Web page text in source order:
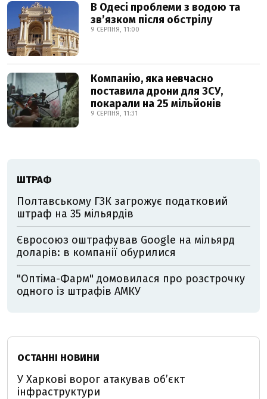
В Одесі проблеми з водою та
звʼязком після обстрілу
9 СЕРПНЯ, 11:00
Компанію, яка невчасно
поставила дрони для ЗСУ,
покарали на 25 мільйонів
9 СЕРПНЯ, 11:31
ШТРАФ
Полтавському ГЗК загрожує податковий
штраф на 35 мільярдів
Євросоюз оштрафував Google на мільярд
доларів: в компанії обурилися
"Оптіма-Фарм" домовилася про розстрочку
одного із штрафів АМКУ
ОСТАННІ НОВИНИ
У Харкові ворог атакував обʼєкт
інфраструктури